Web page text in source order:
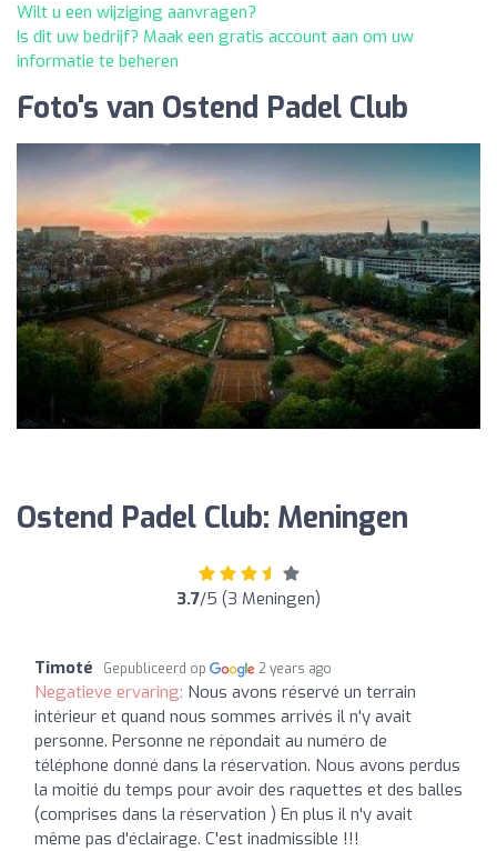
Wilt u een wijziging aanvragen?
Is dit uw bedrijf? Maak een gratis account aan om uw
informatie te beheren
Foto's van Ostend Padel Club
Ostend Padel Club: Meningen
3.7/5 (3 Meningen)
Timoté Gepubliceerd op 2 years ago
Negatieve ervaring: Nous avons réservé un terrain
intérieur et quand nous sommes arrivés il n'y avait
personne. Personne ne répondait au numéro de
téléphone donné dans la réservation. Nous avons perdus
la moitié du temps pour avoir des raquettes et des balles
(comprises dans la réservation ) En plus il n'y avait
même pas d'éclairage. C'est inadmissible !!!